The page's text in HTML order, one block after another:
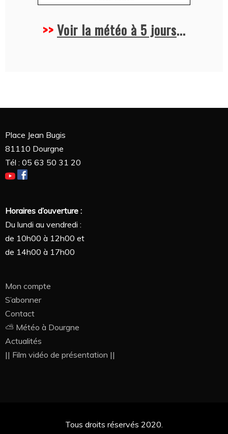
>>Voir la météo à 5 jours...
Place Jean Bugis
81110 Dourgne
Tél : 05 63 50 31 20
Horaires d’ouverture :
Du lundi au vendredi :
de 10h00 à 12h00 et
de 14h00 à 17h00
Mon compte
S’abonner
Contact
⛅ Météo à Dourgne
Actualités
|| Film vidéo de présentation ||
Tous droits réservés 2020.